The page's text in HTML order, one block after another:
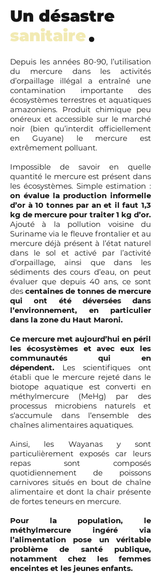
Un désastre
sanitaire.
Depuis les années 80-90, l’utilisation
du mercure dans les activités
d’orpaillage illégal a entraîné une
contamination importante des
écosystèmes terrestres et aquatiques
amazoniens. Produit chimique peu
onéreux et accessible sur le marché
noir (bien qu’interdit officiellement
en Guyane) le mercure est
extrêmement polluant.
Impossible de savoir en quelle
quantité le mercure est présent dans
les écosystèmes. Simple estimation :
on évalue la production informelle
d’or à 10 tonnes par an et il faut 1,3
kg de mercure pour traiter 1 kg d’or.
Ajouté à la pollution voisine du
Suriname via le fleuve frontalier et au
mercure déjà présent à l’état naturel
dans le sol et activé par l’activité
d’orpaillage, ainsi que dans les
sédiments des cours d’eau, on peut
évaluer que depuis 40 ans, ce sont
descentaines de tonnes de mercure
qui ont été déversées dans
l’environnement, en particulier
dans la zone du Haut Maroni.
Ce mercure met aujourd’hui en péril
les écosystèmes et avec eux les
communautés qui en
dépendent. Les scientifiques ont
établi que le mercure rejeté dans le
biotope aquatique est converti en
méthylmercure (MeHg) par des
processus microbiens naturels et
s’accumule dans l’ensemble des
chaînes alimentaires aquatiques.
Ainsi, les Wayanas y sont
particulièrement exposés car leurs
repas sont composés
quotidiennement de poissons
carnivores situés en bout de chaîne
alimentaire et dont la chair présente
de fortes teneurs en mercure.
Pour la population, le
méthylmercure ingéré via
l’alimentation pose un véritable
problème de santé publique,
notamment chez les femmes
enceintes et les jeunes enfants.